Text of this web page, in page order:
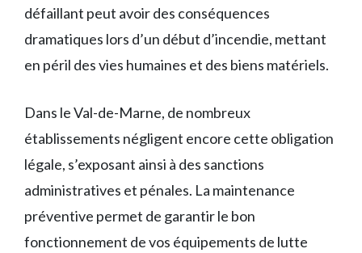
défaillant peut avoir des conséquences
dramatiques lors d’un début d’incendie, mettant
en péril des vies humaines et des biens matériels.
Dans le Val-de-Marne, de nombreux
établissements négligent encore cette obligation
légale, s’exposant ainsi à des sanctions
administratives et pénales. La maintenance
préventive permet de garantir le bon
fonctionnement de vos équipements de lutte